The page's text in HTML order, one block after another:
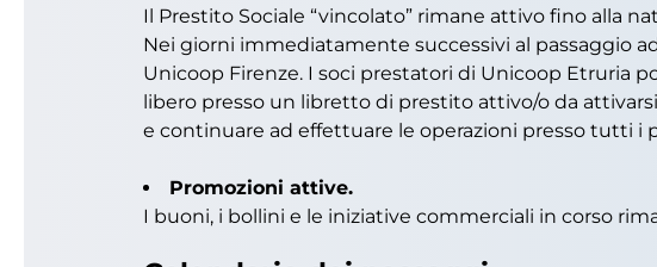
Il Prestito Sociale “vincolato” rimane attivo fino alla
Nei giorni immediatamente successivi al passaggio
Unicoop Firenze. I soci prestatori di Unicoop Etruria
libero presso un libretto di prestito attivo/o da
e continuare ad effettuare le operazioni presso tutti i
Promozioni attive.
I buoni, i bollini e le iniziative commerciali in corso